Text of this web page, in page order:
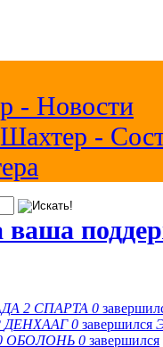
- Новости
Шахтер -
2 СПАРТА 0
ДЕНХААГ 0 завершился
ОБОЛОНЬ 0 завершился